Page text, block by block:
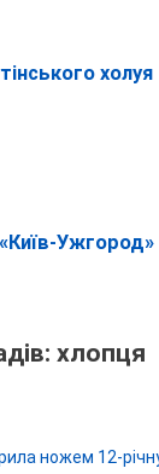
холуя
Ужгород»
хлопця
ножем 12-